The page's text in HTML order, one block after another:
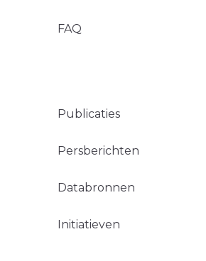
FAQ
Publicaties
Persberichten
Databronnen
Initiatieven